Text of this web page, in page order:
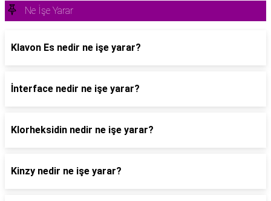
Ne İşe Yarar
Klavon Es nedir ne işe yarar?
İnterface nedir ne işe yarar?
Klorheksidin nedir ne işe yarar?
Kinzy nedir ne işe yarar?